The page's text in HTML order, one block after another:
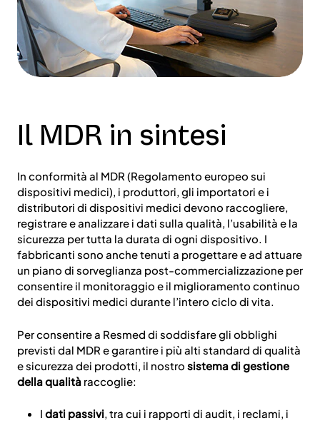
Il MDR in sintesi
In conformità al MDR (Regolamento europeo sui
dispositivi medici), i produttori, gli importatori e i
distributori di dispositivi medici devono raccogliere,
registrare e analizzare i dati sulla qualità, l’usabilità e la
sicurezza per tutta la durata di ogni dispositivo. I
fabbricanti sono anche tenuti a progettare e ad attuare
un piano di sorveglianza post-commercializzazione per
consentire il monitoraggio e il miglioramento continuo
dei dispositivi medici durante l’intero ciclo di vita.
Per consentire a Resmed di soddisfare gli obblighi
previsti dal MDR e garantire i più alti standard di qualità
e sicurezza dei prodotti, il nostro sistema di gestione
della qualità raccoglie:
I dati passivi, tra cui i rapporti di audit, i reclami, i